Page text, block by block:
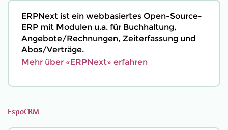
ERPNext ist ein webbasiertes Open-Source-
ERP mit Modulen u.a. für Buchhaltung,
Angebote/Rechnungen, Zeiterfassung und
Abos/Verträge.
Mehr über «ERPNext» erfahren
EspoCRM